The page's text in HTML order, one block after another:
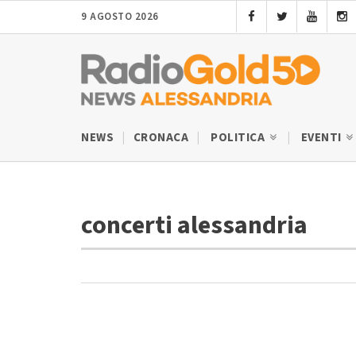
9 AGOSTO 2026
NEWS CRONACA POLITICA EVENTI
concerti alessandria